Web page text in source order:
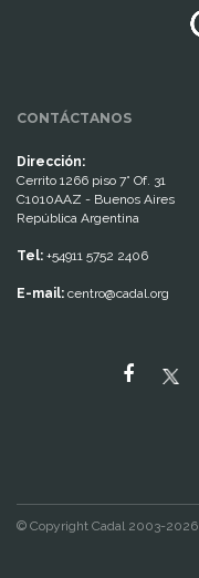
CONTÁCTANOS
Dirección:
Cerrito 1266 piso 7° Of. 31
C1010AAZ - Buenos Aires
República Argentina
Tel: +54911 5752 2406
E-mail: centro@cadal.org
© Copyright Cadal 2003-2026